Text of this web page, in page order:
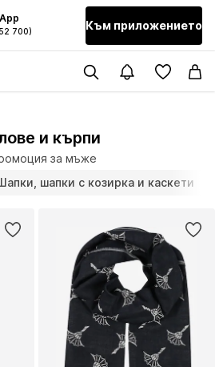
700) Към приложението
и кърпи
за мъже
шапки с козирка и каскети